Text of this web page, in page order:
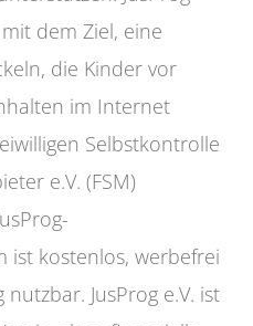
dem Ziel, eine
die Kinder vor
im Internet
Selbstkontrolle
e.V. (FSM)
ist kostenlos, werbefrei
JusProg e.V. ist